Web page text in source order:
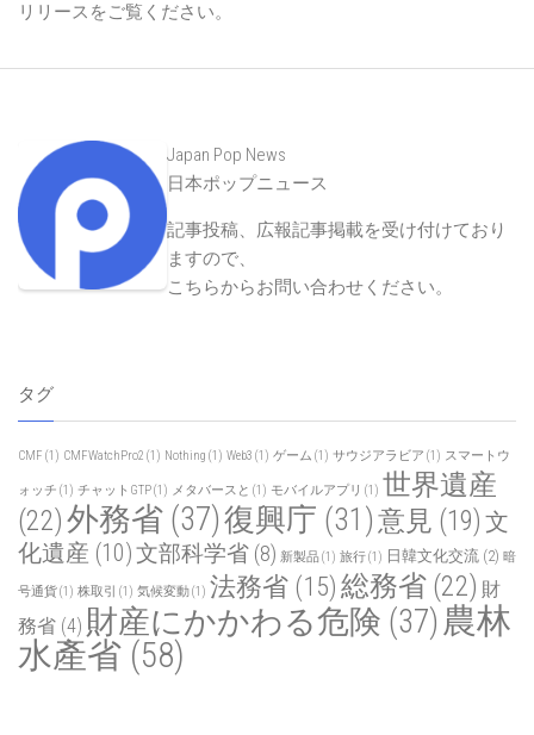
リリースをご覧ください。
Japan Pop News
日本ポップニュース
記事投稿、広報記事掲載を受け付けており
ますので、
こちらからお問い合わせください。
タグ
CMF (1) CMFWatchPro2 (1) Nothing (1) Web3 (1) ゲーム (1) サウジアラビア (1) スマートウ
ォッチ (1) チャットGTP(1) メタバースと (1) モバイルアプリ (1) 世界遺産
(22)外務省 (37)復興庁 (31)意見 (19) 文
化遺産 (10)文部科学省 (8) 新製品(1) 旅行(1) 日韓文化交流 (2) 暗
号通貨(1) 株取引 (1) 気候変動(1) 法務省 (15) 総務省 (22) 財
務省 (4) 財産にかかわる危険 (37) 農林
水產省 (58)